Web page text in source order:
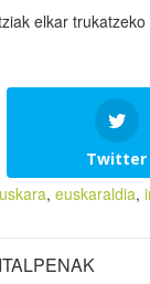
elkar
Twitter
, euskaraldia,